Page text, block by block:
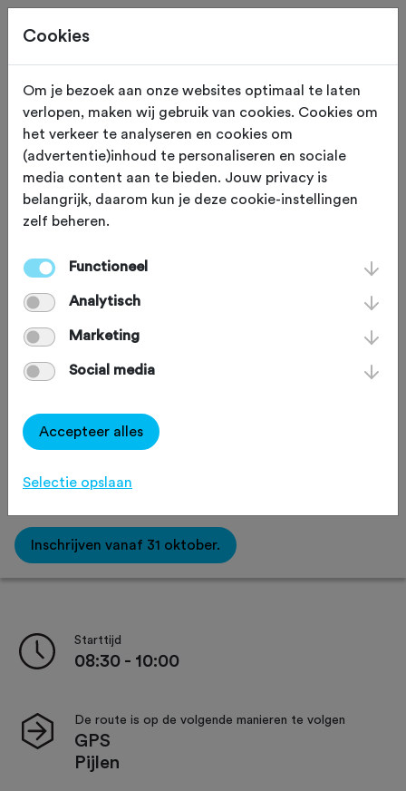
ZONDAG 29 NOV Veldhoven (Noord Brabant)
ATB tocht Brabantia
2026
Mountainbike
Favoriet
Omgeving
Inschrijven vanaf 31 oktober.
Starttijd
08:30 - 10:00
De route is op de volgende manieren te volgen
GPS
Pijlen
Cookies
Om je bezoek aan onze websites optimaal te laten
verlopen, maken wij gebruik van cookies. Cookies om
het verkeer te analyseren en cookies om
(advertentie)inhoud te personaliseren en sociale
media content aan te bieden. Jouw privacy is
belangrijk, daarom kun je deze cookie-instellingen
zelf beheren.
Functioneel
Analytisch
Marketing
Social media
Accepteer alles
Selectie opslaan